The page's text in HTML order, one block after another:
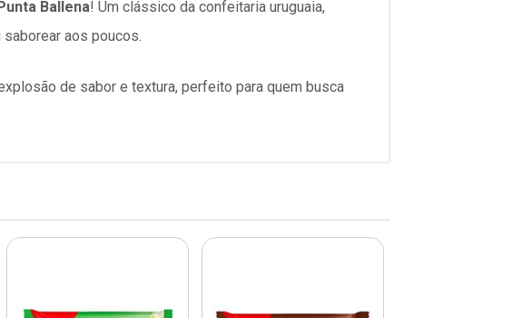
Ballena! Um clássico da confeitaria uruguaia,
aos poucos.
de sabor e textura, perfeito para quem busca